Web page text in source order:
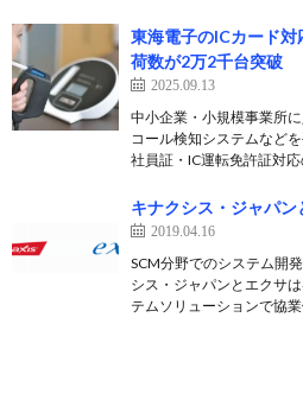
東海電子のICカード
荷数が2万2千台突破
2025.09.13
中小企業・小規模事業所
コール検知システムなど
社員証・IC運転免許証対
キナクシス・ジャパ
2019.04.16
SCM分野でのシステム開
シス・ジャパンとエクサ
テムソリューションで協